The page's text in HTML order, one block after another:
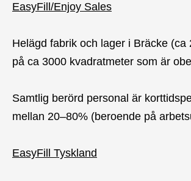
EasyFill/Enjoy Sales
Helägd fabrik och lager i Bräcke (ca
på ca 3000 kvadratmeter som är
Samtlig berörd personal är
mellan 20–80% (beroende på
EasyFill Tyskland